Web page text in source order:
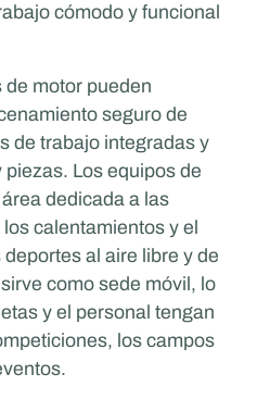
cómodo y funcional
de motor pueden
seguro de
de trabajo integradas y
Los equipos de
dedicada a las
calentamientos y el
al aire libre y de
como sede móvil, lo
y el personal tengan
los campos